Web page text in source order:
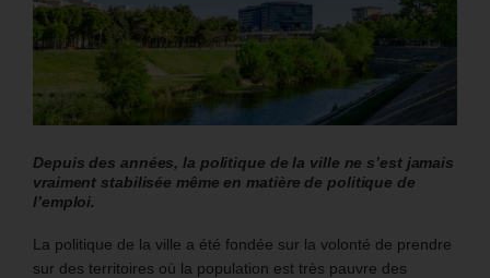
Depuis des années, la politique de la ville ne s’est jamais
vraiment stabilisée même en matière de politique de
l’emploi.
La politique de la ville a été fondée sur la volonté de prendre
sur des territoires où la population est très pauvre des